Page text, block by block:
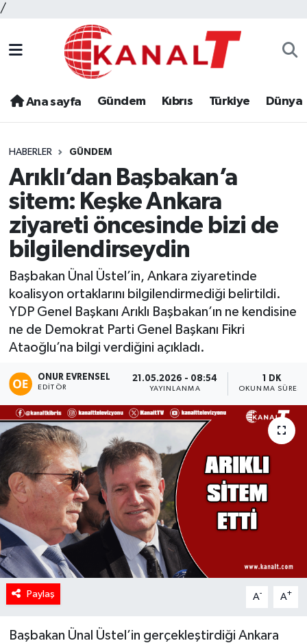
/
Ana sayfa Gündem Kıbrıs Türkiye Dünya
HABERLER GÜNDEM
Arıklı’dan Başbakan’a
sitem: Keşke Ankara
ziyareti öncesinde bizi de
bilgilendirseydin
Başbakan Ünal Üstel’in, Ankara ziyaretinde
koalisyon ortaklarını bilgilendirmediği belirtildi.
YDP Genel Başkanı Arıklı Başbakan’ın ne kendisine
ne de Demokrat Parti Genel Başkanı Fikri
Ataoğlu’na bilgi verdiğini açıkladı.
ONUR EVRENSEL
EDITÖR
21.05.2026 - 08:54
YAYINLANMA
1 DK
OKUNMA SÜRESI
Paylaş A- A+
Başbakan Ünal Üstel’in gerçekleştirdiği Ankara